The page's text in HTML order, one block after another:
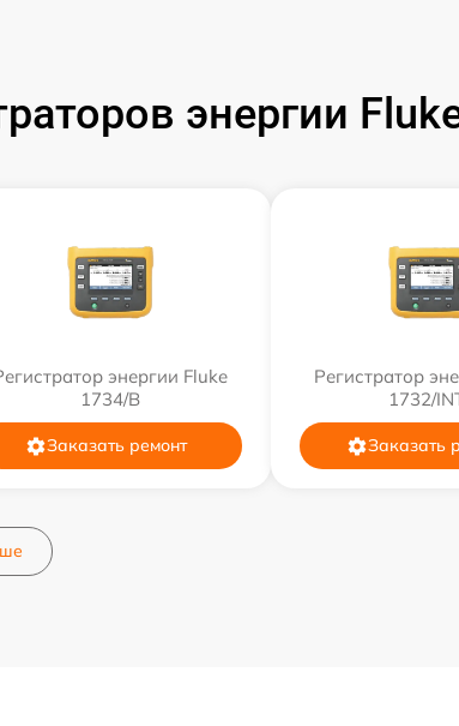
энергии
энергии Fluke
1734/B
Заказать ремонт
Регистратор
1732/
Заказать